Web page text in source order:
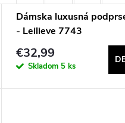
Dámska luxusná
- Leilieve 7743
€32,99
Skladom 5 ks